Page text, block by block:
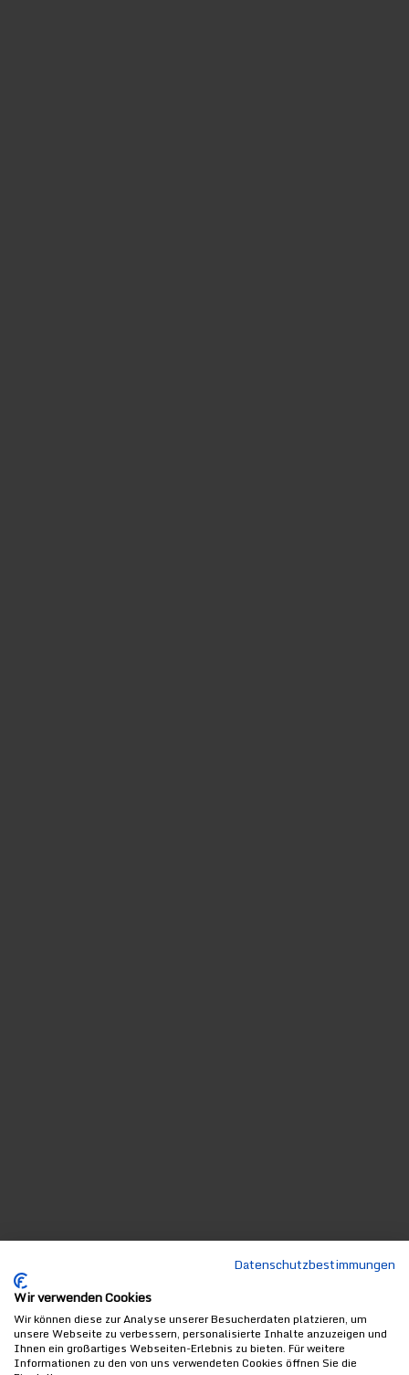
Datenschutzbestimmungen
Wir verwenden Cookies
Wir können diese zur Analyse unserer Besucherdaten platzieren, um
unsere Webseite zu verbessern, personalisierte Inhalte anzuzeigen und
Ihnen ein großartiges Webseiten-Erlebnis zu bieten. Für weitere
Informationen zu den von uns verwendeten Cookies öffnen Sie die